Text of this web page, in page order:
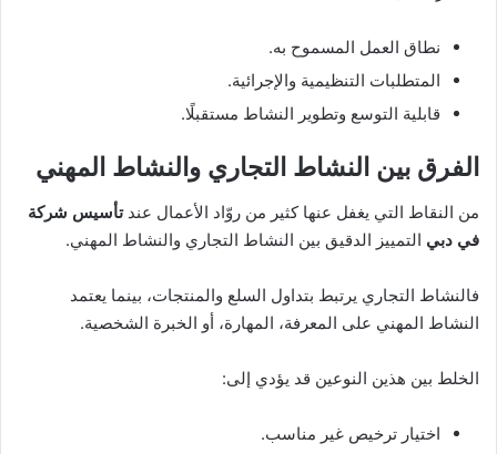
نطاق العمل المسموح به.
المتطلبات التنظيمية والإجرائية.
قابلية التوسع وتطوير النشاط مستقبلًا.
الفرق بين النشاط التجاري والنشاط المهني
من النقاط التي يغفل عنها كثير من روّاد الأعمال عندتأسيس شركة
في دبي التمييز الدقيق بين النشاط التجاري والنشاط المهني.
فالنشاط التجاري يرتبط بتداول السلع والمنتجات، بينما يعتمد
النشاط المهني على المعرفة، المهارة، أو الخبرة الشخصية.
الخلط بين هذين النوعين قد يؤدي إلى:
اختيار ترخيص غير مناسب.